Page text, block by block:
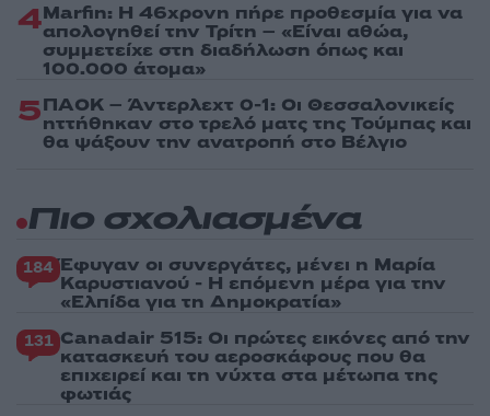
4Marfin: Η 46χρονη πήρε προθεσμία για να
απολογηθεί την Τρίτη – «Είναι αθώα,
συμμετείχε στη διαδήλωση όπως και
100.000 άτομα»
5ΠΑΟΚ – Άντερλεχτ 0-1: Οι Θεσσαλονικείς
ηττήθηκαν στο τρελό ματς της Τούμπας και
θα ψάξουν την ανατροπή στο Βέλγιο
Πιο σχολιασμένα
184 Έφυγαν οι συνεργάτες, μένει η Μαρία
Καρυστιανού - Η επόμενη μέρα για την
«Ελπίδα για τη Δημοκρατία»
131 Canadair 515: Οι πρώτες εικόνες από την
κατασκευή του αεροσκάφους που θα
επιχειρεί και τη νύχτα στα μέτωπα της
φωτιάς